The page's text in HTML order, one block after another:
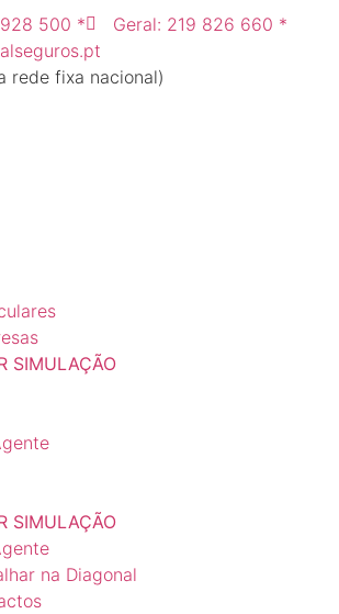
500 *
Geral: 219 826 660 *
rede fixa nacional)
SIMULAÇÃO
SIMULAÇÃO
na Diagonal